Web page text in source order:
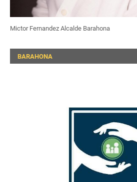
Mictor Fernandez Alcalde Barahona
BARAHONA